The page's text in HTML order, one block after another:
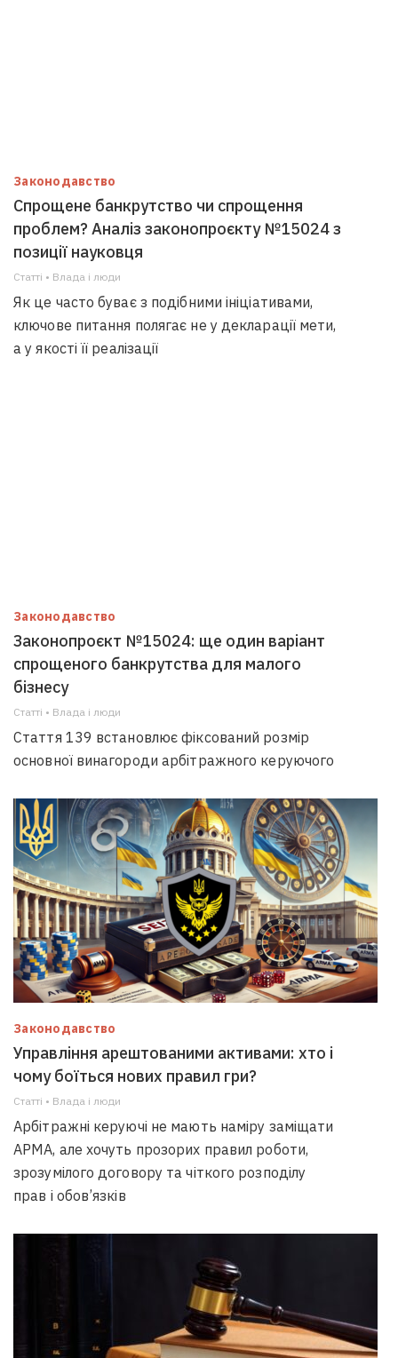
Законодавство
Спрощене банкрутство чи спрощення
проблем? Аналіз законопроєкту №15024 з
позиції науковця
Статті • Влада i люди
Як це часто буває з подібними ініціативами,
ключове питання полягає не у декларації мети,
а у якості її реалізації
Законодавство
Законопроєкт №15024: ще один варіант
спрощеного банкрутства для малого
бізнесу
Статті • Влада i люди
Стаття 139 встановлює фіксований розмір
основної винагороди арбітражного керуючого
Законодавство
Управління арештованими активами: хто і
чому боїться нових правил гри?
Статті • Влада i люди
Арбітражні керуючі не мають наміру заміщати
АРМА, але хочуть прозорих правил роботи,
зрозумілого договору та чіткого розподілу
прав і обов’язків